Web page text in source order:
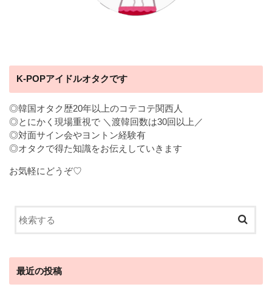
K-POPアイドルオタクです
◎韓国オタク歴20年以上のコテコテ関西人
◎とにかく現場重視で ＼渡韓回数は30回以上／
◎対面サイン会やヨントン経験有
◎オタクで得た知識をお伝えしていきます
お気軽にどうぞ♡
最近の投稿